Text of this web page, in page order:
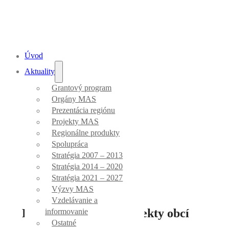
Úvod
Aktuality
Grantový program
Orgány MAS
Prezentácia regiónu
Projekty MAS
Regionálne produkty
Spolupráca
Stratégia 2007 – 2013
Stratégia 2014 – 2020
Stratégia 2021 – 2027
Výzvy MAS
Vzdelávanie a
informovanie
Ostatné
Aktuality
Úvod Výzvy MAS
Podporíme ďalšie projekty obcí